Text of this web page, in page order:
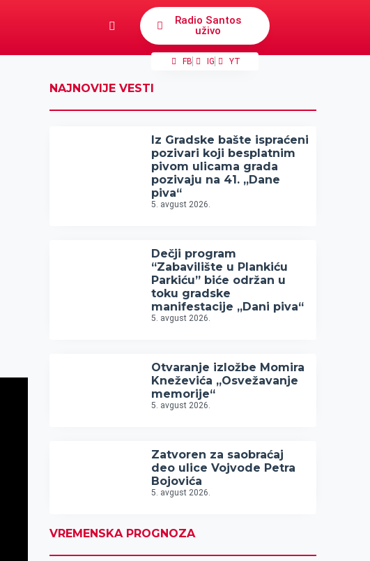
Radio Santos
uživo
FB IG YT
NAJNOVIJE VESTI
Iz Gradske bašte ispraćeni
pozivari koji besplatnim
pivom ulicama grada
pozivaju na 41. „Dane
piva“
5. avgust 2026.
Dečji program
“Zabavilište u Plankiću
Parkiću” biće održan u
toku gradske
manifestacije „Dani piva“
5. avgust 2026.
Otvaranje izložbe Momira
Kneževića „Osvežavanje
memorije“
5. avgust 2026.
Zatvoren za saobraćaj
deo ulice Vojvode Petra
Bojovića
5. avgust 2026.
VREMENSKA PROGNOZA